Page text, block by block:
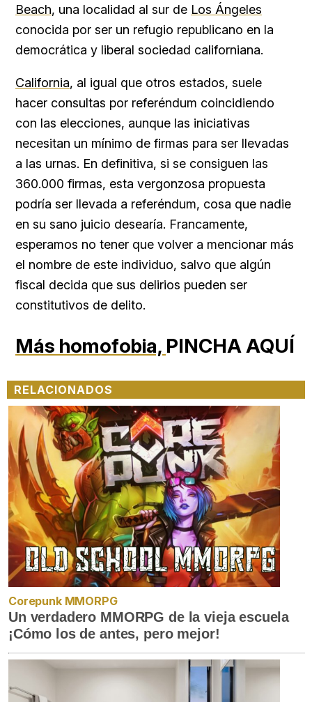
Beach, una localidad al sur de Los Ángeles
conocida por ser un refugio republicano en la
democrática y liberal sociedad californiana.
California, al igual que otros estados, suele
hacer consultas por referéndum coincidiendo
con las elecciones, aunque las iniciativas
necesitan un mínimo de firmas para ser llevadas
a las urnas. En definitiva, si se consiguen las
360.000 firmas, esta vergonzosa propuesta
podría ser llevada a referéndum, cosa que nadie
en su sano juicio desearía. Francamente,
esperamos no tener que volver a mencionar más
el nombre de este individuo, salvo que algún
fiscal decida que sus delirios pueden ser
constitutivos de delito.
Más homofobia, PINCHA AQUÍ
RELACIONADOS
Corepunk MMORPG
Un verdadero MMORPG de la vieja escuela
¡Cómo los de antes, pero mejor!